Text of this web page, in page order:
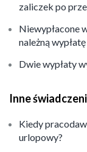
zaliczek po
Niewypłacone
należną wypłatę
Dwie wypłaty
Inne
Kiedy
urlopowy?